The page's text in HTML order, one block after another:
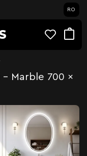
RO
- Marble 700 x